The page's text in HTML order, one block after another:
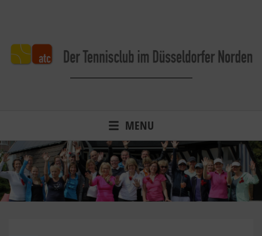
content
MENU